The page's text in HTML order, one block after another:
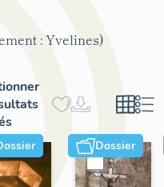
: Yvelines)
Dossier